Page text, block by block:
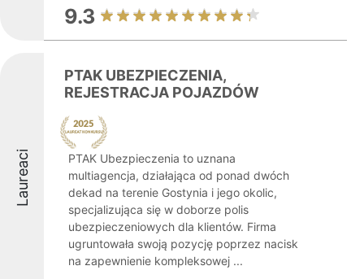
9.3
Laureaci
PTAK UBEZPIECZENIA,
REJESTRACJA POJAZDÓW
PTAK Ubezpieczenia to uznana
multiagencja, działająca od ponad dwóch
dekad na terenie Gostynia i jego okolic,
specjalizująca się w doborze polis
ubezpieczeniowych dla klientów. Firma
ugruntowała swoją pozycję poprzez nacisk
na zapewnienie kompleksowej ...